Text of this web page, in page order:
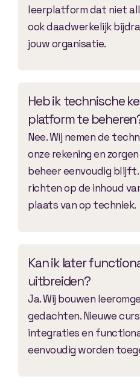
leerplatform dat niet
ook daadwerkelijk
jouw organisatie.
Heb ik technische
platform te
Nee. Wij nemen de
onze rekening en
beheer eenvoudig blijft.
richten op de inhoud
plaats van op techniek.
Kan ik later
uitbreiden?
Ja. Wij bouwen
gedachten. Nieuwe
integraties en
eenvoudig worden